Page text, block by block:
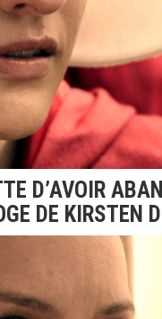
D’AVOIR
DE KIRSTEN